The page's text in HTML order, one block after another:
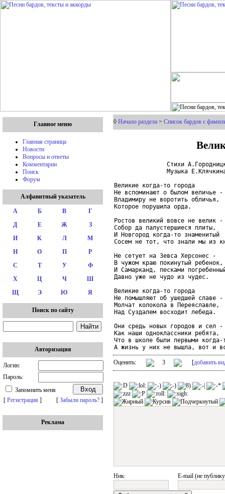
Главное меню
Главная страница
Новости
Вопросы и ответы
Комментарии
Поиск
Форум
Алфавитный указатель
А Б В
Г
Д
Е Ж
З
И
К Л
М
Н
О П
Р
С
Т У
Ф
Х
Ц Ч
Ш
Щ
Э Ю Я
Поиск по сайту
Авторизация
Логин:
Пароль:
Запомнить меня
[ Регистрация ] [ Забыли пароль? ]
Реклама
◊ Начало раздела > Список бардов с
Стихи
Музыка
Великие когда-то города
Не вспоминают о былом величье -
Владимиру не воротить обличья,
Которое порушила орда.
Ростов великий вовсе не велик -
Собор да палустершиеся плиты,
И Новгород когда-то знаменитый
Сосем не тот, что знали мы из
Не сетует на Зевса Херсонес -
В чужом краю покинутый ребенок,
И Самарканд, песками
Давно уже не чудо из чудес.
Великие когда-то города
Не помышляют об ушедшей славе -
Молчат колокола в Переяславле,
Над Суздалем восходит лебеда.
Они средь новых городов и сел -
Как наши одноклассники ребята,
Что в школе были первыми когда-
А жизнь у них не вышла, вот и
Оценить: 3 [добавить
Ник: E-mail (не